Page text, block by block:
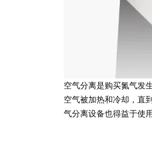
空气分离是购买氮气发
空气被加热和冷却，直
气分离设备也得益于使